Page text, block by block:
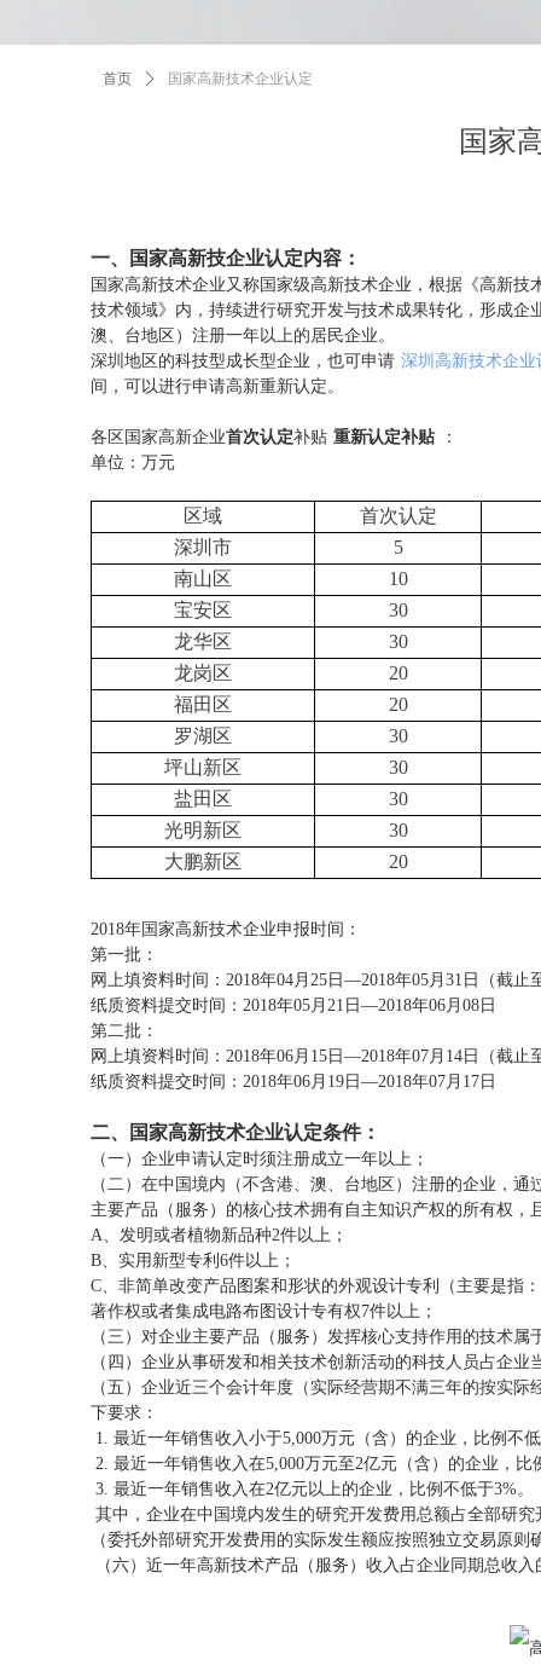
国家
首页 ꄲ 国家高新技术企业认定
一、国家高新技企业认定内容：
国家高新技术企业又称国家级高新技术企业，根据《高新
技术领域》内，持续进行研究开发与技术成果转化，形成
澳、台地区）注册一年以上的居民企业。
深圳地区的科技型成长型企业，也可申请 深圳高新技术企业
间，可以进行申请高新重新认定。
各区国家高新企业首次认定补贴 重新认定补贴
：
单位：万元
区域 首次认定
深圳市
5
南山区
10
宝安区
30
龙华区
30
龙岗区
20
福田区
20
罗湖区
30
坪山新区
30
盐田区
30
光明新区
30
大鹏新区
20
2018年国家高新技术企业申报时间：
第一批：
网上填资料时间：2018年04月25日—2018年05月31日（截止
纸质资料提交时间：2018年05月21日—2018年06月08日
第二批：
网上填资料时间：2018年06月15日—2018年07月14日（截止
纸质资料提交时间：2018年06月19日—2018年07月17日
二、国家高新技术企业认定条件：
（一）企业申请认定时须注册成立一年以上；
（二）在中国境内（不含港、澳、台地区）注册的企业，
主要产品（服务）的核心技术拥有自主知识产权的所有权，
A、发明或者植物新品种2件以上；
B、实用新型专利6件以上；
C、非简单改变产品图案和形状的外观设计专利（主要是指
著作权或者集成电路布图设计专有权7件以上；
（三）对企业主要产品（服务）发挥核心支持作用的技术
（四）企业从事研发和相关技术创新活动的科技人员占企业
（五）企业近三个会计年度（实际经营期不满三年的按实
下要求：
1. 最近一年销售收入小于5,000万元（含）的企业，比例不
2. 最近一年销售收入在5,000万元至2亿元（含）的企业，比
3. 最近一年销售收入在2亿元以上的企业，比例不低于3%。
其中，企业在中国境内发生的研究开发费用总额占全部研
（委托外部研究开发费用的实际发生额应按照独立交易原
（六）近一年高新技术产品（服务）收入占企业同期总收入